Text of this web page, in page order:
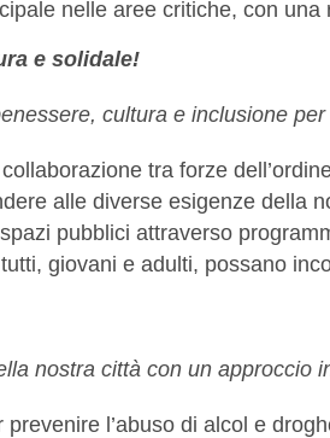
nelle aree critiche, con
e solidale!
cultura e inclusione per
tra forze
alle diverse esigenze della
pubblici attraverso
giovani e adulti, possano
nostra città con un approccio
l’abuso di alcol e